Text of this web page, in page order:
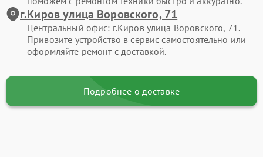
г.Киров улица Воровского, 71
Центральный офис: г.Киров улица Воровского, 71.
Привозите устройство в сервис самостоятельно или
оформляйте ремонт с доставкой.
Подробнее о доставке